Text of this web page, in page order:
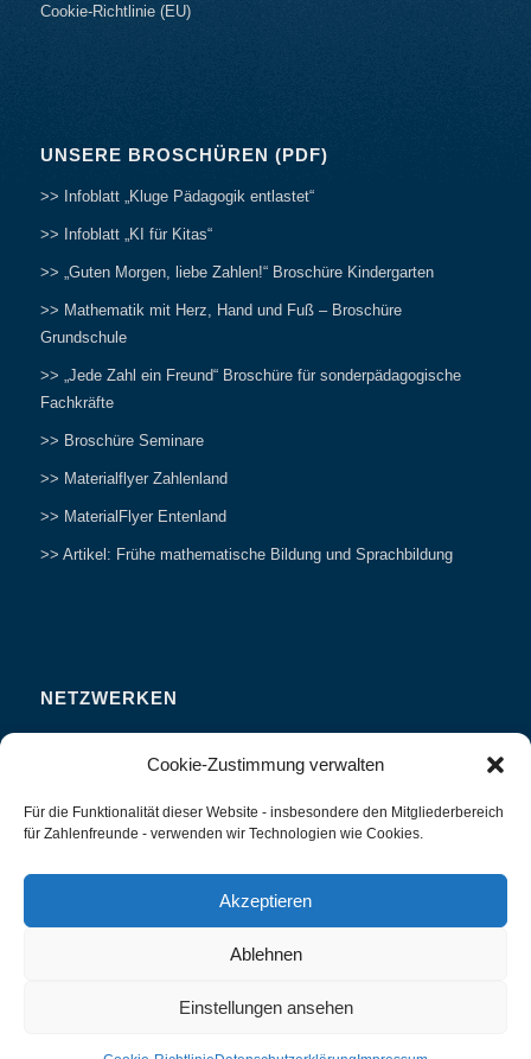
Cookie-Zustimmung verwalten
Für die Funktionalität dieser Website - insbesondere den Mitgliederbereich
für Zahlenfreunde - verwenden wir Technologien wie Cookies.
Akzeptieren
Ablehnen
Einstellungen ansehen
Cookie-Richtlinie (EU)
UNSERE BROSCHÜREN (PDF)
>> Infoblatt „Kluge Pädagogik entlastet“
>> Infoblatt „KI für Kitas“
>> „Guten Morgen, liebe Zahlen!“ Broschüre Kindergarten
>> Mathematik mit Herz, Hand und Fuß – Broschüre
Grundschule
>> „Jede Zahl ein Freund“ Broschüre für sonderpädagogische
Fachkräfte
>> Broschüre Seminare
>> Materialflyer Zahlenland
>> MaterialFlyer Entenland
>> Artikel: Frühe mathematische Bildung und Sprachbildung
NETZWERKEN
Studieren
Interviews und Erfahrungsberichte